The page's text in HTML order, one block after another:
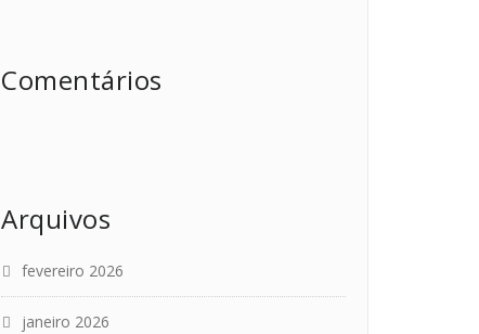
Comentários
Arquivos
fevereiro 2026
janeiro 2026